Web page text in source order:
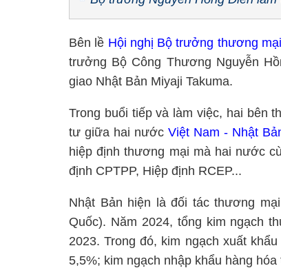
Bên lề Hội nghị Bộ trưởng thương
trưởng Bộ Công Thương Nguyễn
giao Nhật Bản Miyaji Takuma.
Trong buổi tiếp và làm việc, hai bên
tư giữa hai nước Việt Nam - Nhật
hiệp định thương mại mà hai nước
định CPTPP, Hiệp định RCEP...
Nhật Bản hiện là đối tác thương
Quốc). Năm 2024, tổng kim ngạch
2023. Trong đó, kim ngạch xuất
5,5%; kim ngạch nhập khẩu hàng